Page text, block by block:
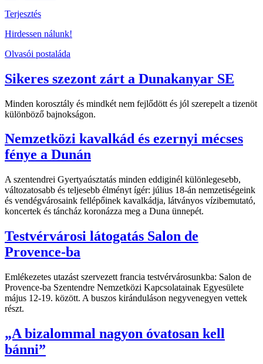
Terjesztés
Hirdessen nálunk!
Olvasói postaláda
Sikeres szezont zárt a Dunakanyar SE
Minden korosztály és mindkét nem fejlődött és jól szerepelt a tizenöt
különböző bajnokságon.
Nemzetközi kavalkád és ezernyi mécses
fénye a Dunán
A szentendrei Gyertyaúsztatás minden eddiginél különlegesebb,
változatosabb és teljesebb élményt ígér: július 18-án nemzetiségeink
és vendégvárosaink fellépőinek kavalkádja, látványos vízibemutató,
koncertek és táncház koronázza meg a Duna ünnepét.
Testvérvárosi látogatás Salon de
Provence-ba
Emlékezetes utazást szervezett francia testvérvárosunkba: Salon de
Provence-ba Szentendre Nemzetközi Kapcsolatainak Egyesülete
május 12-19. között. A buszos kiránduláson negyvenegyen vettek
részt.
„A bizalommal nagyon óvatosan kell
bánni”